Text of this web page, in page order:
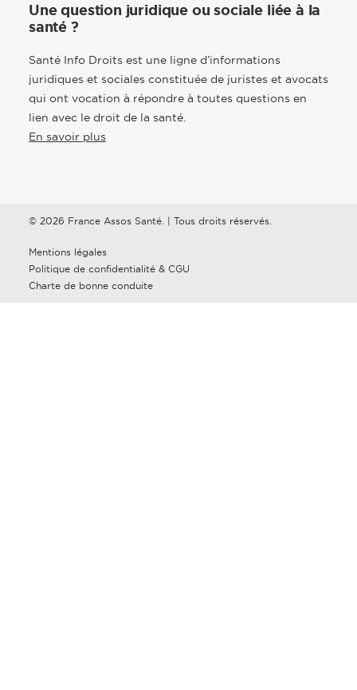
Une question juridique ou sociale liée à la
santé ?
Santé Info Droits est une ligne d’informations
juridiques et sociales constituée de juristes et avocats
qui ont vocation à répondre à toutes questions en
lien avec le droit de la santé.
En savoir plus
© 2026 France Assos Santé. | Tous droits réservés.
Mentions légales
Politique de confidentialité & CGU
Charte de bonne conduite